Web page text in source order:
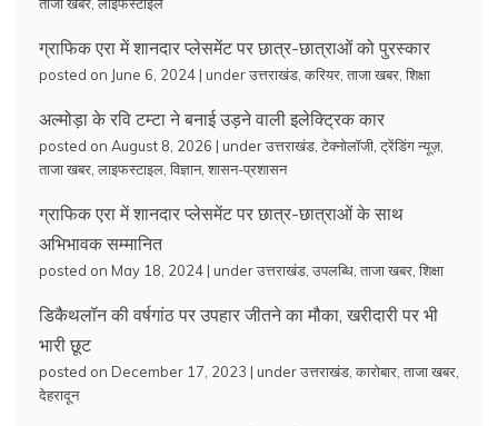
ग्राफिक एरा में शानदार प्लेसमेंट पर छात्र-छात्राओं को पुरस्कार
posted on June 6, 2024 | underउत्तराखंड करियर ताजा खबर शिक्षा
अल्मोड़ा के रवि टम्टा ने बनाई उड़ने वाली इलेक्ट्रिक कार
posted on August 8, 2026 | underउत्तराखंड टेक्नोलॉजी ट्रेंडिंग न्यूज़,
ताजा खबर लाइफस्टाइल विज्ञान, शासन-प्रशासन
ग्राफिक एरा में शानदार प्लेसमेंट पर छात्र-छात्राओं के साथ
अभिभावक सम्मानित
posted on May 18, 2024 | underउत्तराखंड उपलब्धि ताजा खबर शिक्षा
डिकैथलॉन की वर्षगांठ पर उपहार जीतने का मौका, खरीदारी पर भी
भारी छूट
posted on December 17, 2023 | underउत्तराखंड कारोबार ताजा खबर
देहरादून